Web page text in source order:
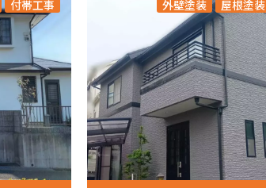
付帯工事 外壁塗装 屋根塗装